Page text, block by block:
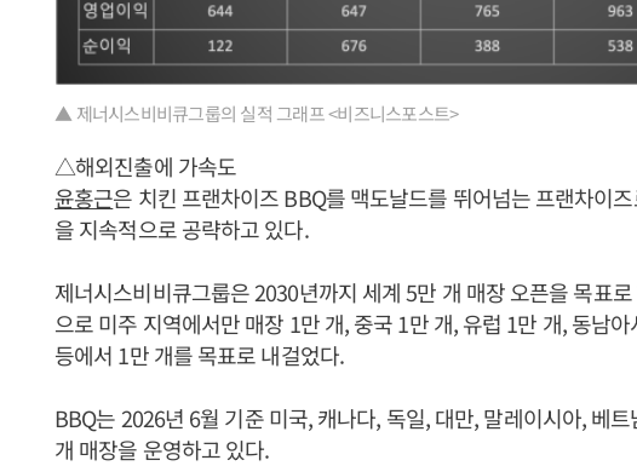
▲ 제너시스비비큐그룹의 실적 그래프 <비즈니스포스트>
△해외진출에 가속도
윤홍근은 치킨 프랜차이즈 BBQ를 맥도날드를 뛰어넘는 프랜차이
을 지속적으로 공략하고 있다.
제너시스비비큐그룹은 2030년까지 세계 5만 개 매장 오픈을 목표
으로 미주 지역에서만 매장 1만 개, 중국 1만 개, 유럽 1만 개, 동남
등에서 1만 개를 목표로 내걸었다.
BBQ는 2026년 6월 기준 미국, 캐나다, 독일, 대만, 말레이시아, 베
개 매장을 운영하고 있다.